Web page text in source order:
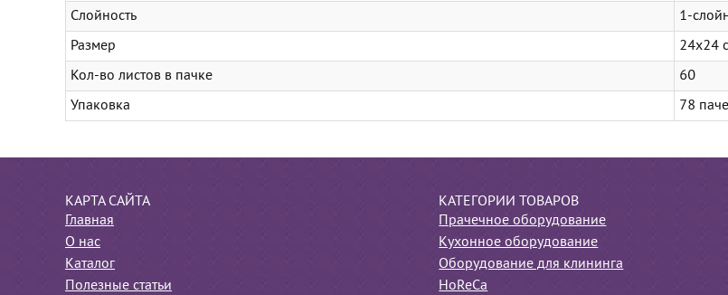
Слойность 1-
Размер 24х24
Кол-во листов в пачке 60
Упаковка 78
КАРТА САЙТА
Главная
О нас
Каталог
Полезные статьи
КАТЕГОРИИ ТОВАРОВ
Прачечное оборудование
Кухонное оборудование
Оборудование для клининга
HoReCa